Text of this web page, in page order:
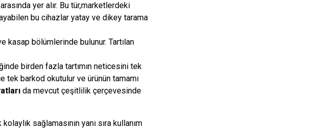
yer alır. Bu tür,marketlerdeki
bu cihazlar yatay ve dikey tarama
kasap bölümlerinde bulunur. Tartılan
birden fazla tartımın neticesini tek
tek barkod okutulur ve ürünün tamamı
da mevcut çeşitlilik çerçevesinde
sağlamasının yanı sıra kullanım